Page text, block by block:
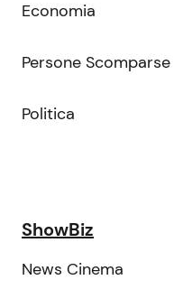
Economia
Persone Scomparse
Politica
ShowBiz
News Cinema